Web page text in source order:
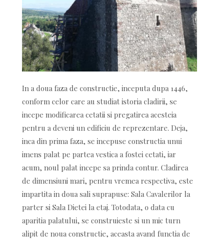
In a doua faza de constructie, inceputa dupa 1446,
conform celor care au studiat istoria cladirii, se
incepe modificarea cetatii si pregatirea acesteia
pentru a deveni un edificiu de reprezentare. Deja,
inca din prima faza, se incepuse constructia unui
imens palat pe partea vestica a fostei cetati, iar
acum, noul palat incepe sa prinda contur. Cladirea
de dimensiuni mari, pentru vremea respectiva, este
impartita in doua sali suprapuse: Sala Cavalerilor la
parter si Sala Dietei la etaj. Totodata, o data cu
aparitia palatului, se construieste si un mic turn
alipit de noua constructie, aceasta avand functia de